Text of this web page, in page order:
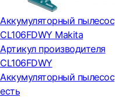
Аккумуляторный пылесос
CL106FDWY Makita
Артикул производителя
CL106FDWY
Аккумуляторный пылесос
есть